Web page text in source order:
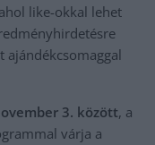
like-okkal lehet
ajándékcsomaggal
3. között, a
várja a